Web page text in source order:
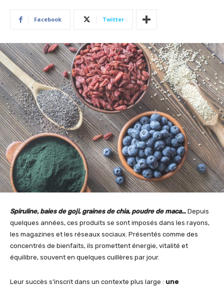
Facebook Twitter
Spiruline, baies de goji, graines de chia, poudre de maca… Depuis
quelques années, ces produits se sont imposés dans les rayons,
les magazines et les réseaux sociaux. Présentés comme des
concentrés de bienfaits, ils promettent énergie, vitalité et
équilibre, souvent en quelques cuillères par jour.
Leur succès s’inscrit dans un contexte plus large : une